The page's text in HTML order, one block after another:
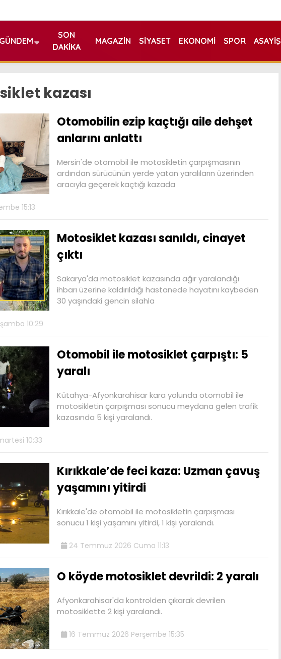
GÜNDEM
SON
DAKIKA
MAGAZIN SIYASET EKONOMI SPOR ASAYIŞ
kazası
Otomobilin ezip kaçtığı aile dehşet
anlarını anlattı
Mersin'de otomobil ile motosikletin çarpışmasının
ardından sürücünün yerde yatan yaralıların üzerinden
aracıyla geçerek kaçtığı kazada
15:13
Motosiklet kazası sanıldı, cinayet
çıktı
Sakarya'da motosiklet kazasında ağır yaralandığı
ihbarı üzerine kaldırıldığı hastanede hayatını kaybeden
30 yaşındaki gencin silahla
10:29
Otomobil ile motosiklet çarpıştı: 5
yaralı
Kütahya-Afyonkarahisar kara yolunda otomobil ile
motosikletin çarpışması sonucu meydana gelen trafik
kazasında 5 kişi yaralandı.
10:33
Kırıkkale’de feci kaza: Uzman çavuş
yaşamını yitirdi
Kırıkkale'de otomobil ile motosikletin çarpışması
sonucu 1 kişi yaşamını yitirdi, 1 kişi yaralandı.
24 Temmuz 2026 Cuma 11:13
O köyde motosiklet devrildi: 2 yaralı
Afyonkarahisar'da kontrolden çıkarak devrilen
motosiklette 2 kişi yaralandı.
16 Temmuz 2026 Perşembe 15:35